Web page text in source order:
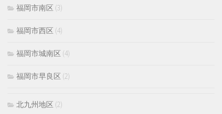
福岡市南区 (3)
福岡市西区 (4)
福岡市城南区 (4)
福岡市早良区 (2)
北九州地区 (2)